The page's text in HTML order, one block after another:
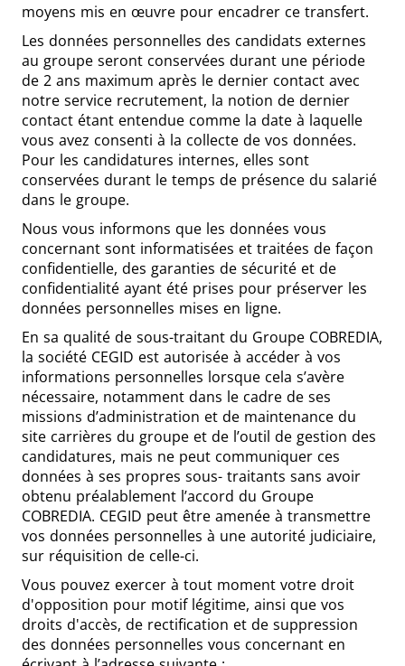
moyens mis en œuvre pour encadrer ce transfert.
Les données personnelles des candidats externes
au groupe seront conservées durant une période
de 2 ans maximum après le dernier contact avec
notre service recrutement, la notion de dernier
contact étant entendue comme la date à laquelle
vous avez consenti à la collecte de vos données.
Pour les candidatures internes, elles sont
conservées durant le temps de présence du salarié
dans le groupe.
Nous vous informons que les données vous
concernant sont informatisées et traitées de façon
confidentielle, des garanties de sécurité et de
confidentialité ayant été prises pour préserver les
données personnelles mises en ligne.
En sa qualité de sous-traitant du Groupe COBREDIA,
la société CEGID est autorisée à accéder à vos
informations personnelles lorsque cela s’avère
nécessaire, notamment dans le cadre de ses
missions d’administration et de maintenance du
site carrières du groupe et de l’outil de gestion des
candidatures, mais ne peut communiquer ces
données à ses propres sous- traitants sans avoir
obtenu préalablement l’accord du Groupe
COBREDIA. CEGID peut être amenée à transmettre
vos données personnelles à une autorité judiciaire,
sur réquisition de celle-ci.
Vous pouvez exercer à tout moment votre droit
d'opposition pour motif légitime, ainsi que vos
droits d'accès, de rectification et de suppression
des données personnelles vous concernant en